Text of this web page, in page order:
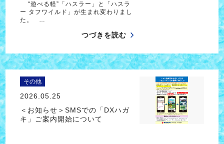
“遊べる軽”「ハスラー」と「ハスラ
ー タフワイルド」が生まれ変わりまし
た。 …
つづきを読む
その他
2026.05.25
＜お知らせ＞SMSでの「DXハガ
キ」ご案内開始について